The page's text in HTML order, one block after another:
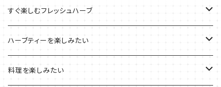
ブリキプランターの栽培キット
木製プランターの栽培キット
プラ製プランターの栽培キット
おすすめの寄せ植え
2022年のお正月
2022年の母の日
2021年の敬老の日
すぐ楽しむフレッシュハーブ
ハーブミックス
ハーブブーケ
ハーブティーを楽しみたい
ハーブティーの定番ハーブ
料理を楽しみたい